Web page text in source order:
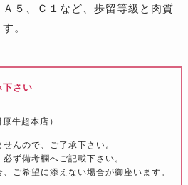
５、Ｃ１など、歩留等級と肉質
。
下さい
原牛超本店）
んので、ご了承下さい。
ず備考欄へご記載下さい。
ご希望に添えない場合が御座います。